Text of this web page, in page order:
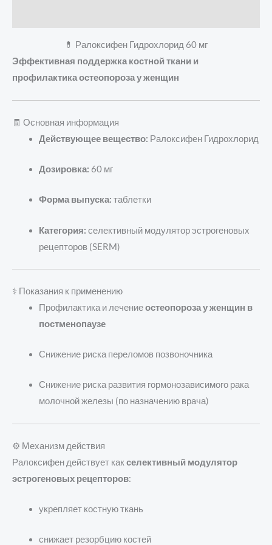
💊 Ралоксифен Гидрохлорид 60 мг
Эффективная поддержка костной ткани и
профилактика остеопороза у женщин
🧾 Основная информация
Действующее вещество: Ралоксифен Гидрохлорид
Дозировка: 60 мг
Форма выпуска: таблетки
Категория: селективный модулятор эстрогеновых
рецепторов (SERM)
⚕️ Показания к применению
Профилактика и лечениеостеопороза у женщин в
постменопаузе
Снижение риска переломов позвоночника
Снижение риска развития гормонозависимого рака
молочной железы (по назначению врача)
⚙️ Механизм действия
Ралоксифен действует какселективный модулятор
эстрогеновых рецепторов:
укрепляет костную ткань
снижает резорбцию костей